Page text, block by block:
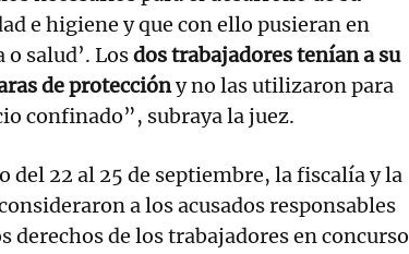
e higiene y que con ello pusieran en
o salud’. Losdos trabajadores tenían a su
de proteccióny no las utilizaron para
confinado”, subraya la juez.
del 22 al 25 de septiembre, la fiscalía y la
a los acusados responsables
derechos de los trabajadores en concurso